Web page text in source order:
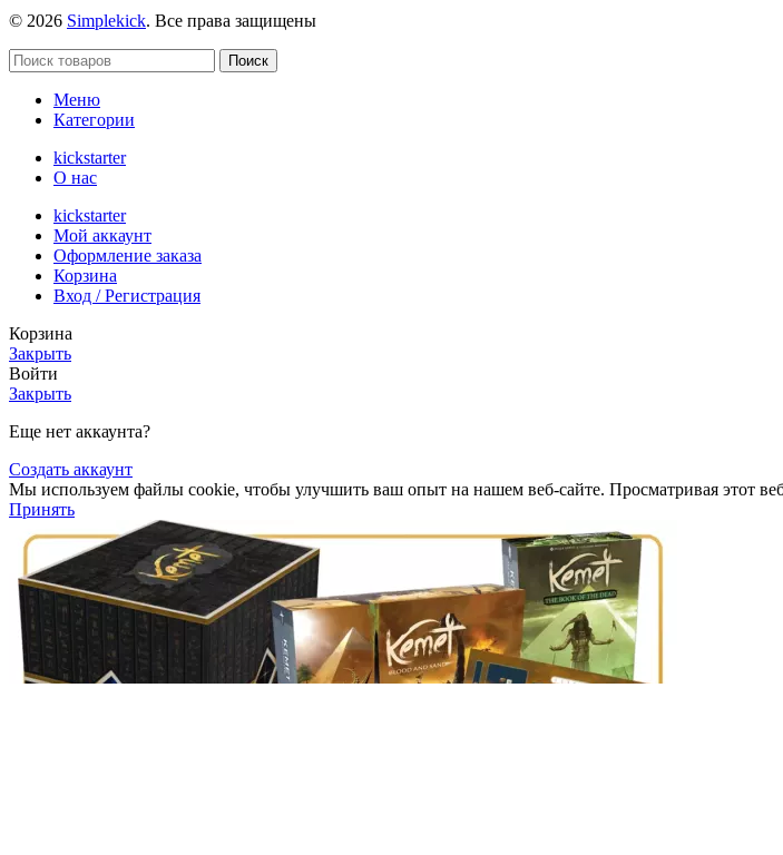
© 2026 Simplekick. Все права защищены
Поиск
Меню
Категории
kickstarter
О нас
kickstarter
Мой аккаунт
Оформление заказа
Корзина
Вход / Регистрация
Корзина
Закрыть
Войти
Закрыть
Еще нет аккаунта?
Создать аккаунт
Мы используем файлы cookie, чтобы улучшить ваш опыт на нашем веб-сайте. Просматривая этот
Принять